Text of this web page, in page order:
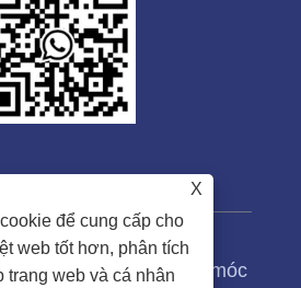
Công ty TNHH Máy móc
X
để cung cấp cho
web tốt hơn, phân tích
trang web và cá nhân